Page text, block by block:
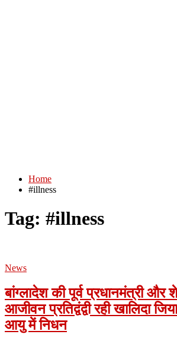
Home
#illness
Tag: #illness
News
बांग्लादेश की पूर्व प्रधानमंत्री और
आजीवन प्रतिद्वंद्वी रही खालिदा
आयु में निधन